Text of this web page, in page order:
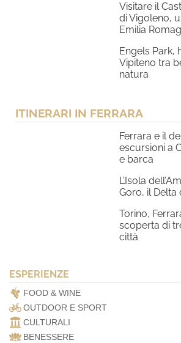
Visitare il
di Vigoleno,
Emilia
Engels Park,
Vipiteno tra
natura
ITINERARI IN FERRARA
Ferrara e il
escursioni a
e barca
L’Isola
Goro, il Delta
Torino,
scoperta di
città
ESPERIENZE
FOOD & WINE
OUTDOOR E SPORT
CULTURALI
BENESSERE